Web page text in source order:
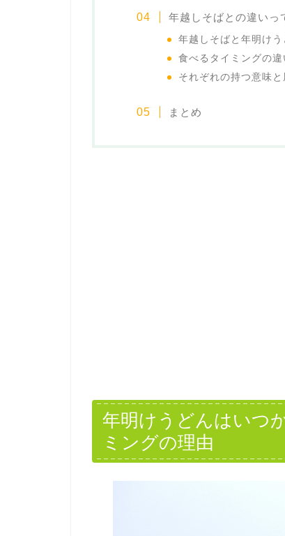
年越しそばとの違いっ
年越しそばと年明け
食べるタイミングの違
それぞれの持つ意味と
まとめ
年明けうどんはいつ
ミングの理由